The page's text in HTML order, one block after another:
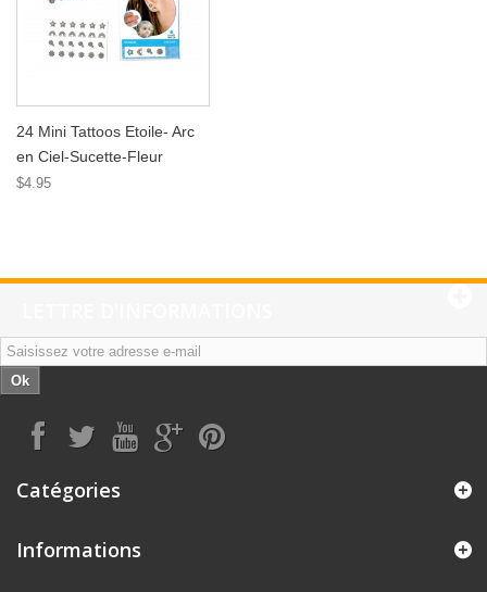
24 Mini Tattoos Etoile- Arc
en Ciel-Sucette-Fleur
$4.95
Ok
Catégories
Informations